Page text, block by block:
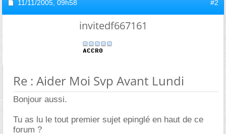
11/11/2005, 09h58 #2
invitedf667161
Re : Aider Moi Svp Avant Lundi
Bonjour aussi.
Tu as lu le tout premier sujet epinglé en haut de ce
forum ?